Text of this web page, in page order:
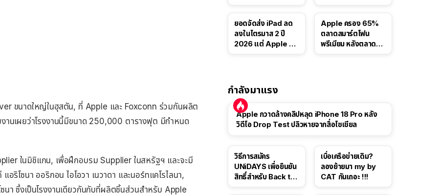
ขนาดใหญ่ในฮุสตัน, ที่ Apple และ Foxconn ร่วมกันผลิต
นเผยว่าโรงงานนี้มีขนาด 250,000 ตารางฟุต มีกำหนด
ในมิชิแกน, เพื่อฝึกอบรม Supplier ในสหรัฐฯ และจะมี
ริโซนา ออริกอน ไอโอวา เนวาดา และนอร์ทแคโรไลนา,
นา ซึ่งเป็นโรงงานเดียวกันกับที่ผลิตชิ้นส่วนสำหรับ Apple
ยอดจัดส่ง iPad ลด
ลงในไตรมาส 2 ปี
2026 แต่ Apple ยัง
Apple ครอง 65%
ตลาดสมาร์ตโฟน
พรีเมียม หลังตลาดทำ
กำลังมาแรง
Apple กวาดล้างคลิปหลุด iPhone 18 Pro หลัง
วิดีโอ Drop Test ปลิวหายจากสื่อโซเชียล
วิธีการสมัคร
UNiDAYS เพื่อยืนยัน
สิทธิ์สำหรับ Back to
เบื่อเครือข่ายเดิม?
ลองย้ายมา my by
CAT กันเถอะ !!!